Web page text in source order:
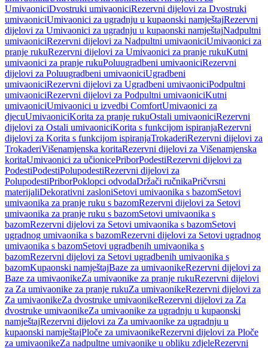
UmivaoniciDvostruki umivaoniciRezervni dijelovi za Dvostruki
umivaoniciUmivaonici za ugradnju u kupaonski namještajRezervni
dijelovi za Umivaonici za ugradnju u kupaonski namještajNadpultni
umivaoniciRezervni dijelovi za Nadpultni umivaoniciUmivaonici za
pranje rukuRezervni dijelovi za Umivaonici za pranje rukuKutni
umivaonici za pranje rukuPoluugradbeni umivaoniciRezervni
dijelovi za Poluugradbeni umivaoniciUgradbeni
umivaoniciRezervni dijelovi za Ugradbeni umivaoniciPodpultni
umivaoniciRezervni dijelovi za Podpultni umivaoniciKutni
umivaoniciUmivaonici u izvedbi ComfortUmivaonici za
djecuUmivaoniciKorita za pranje rukuOstali umivaoniciRezervni
dijelovi za Ostali umivaoniciKorita s funkcijom ispiranjaRezervni
dijelovi za Korita s funkcijom ispiranjaTrokaderiRezervni dijelovi za
TrokaderiVišenamjenska koritaRezervni dijelovi za Višenamjenska
koritaUmivaonici za učionicePriborPodestiRezervni dijelovi za
PodestiPodestiPolupodestiRezervni dijelovi za
PolupodestiPriborPoklopci odvodaDržači ručnikaPričvrsni
materijaliDekorativni zasloniSetovi umivaonika s bazomSetovi
umivaonika za pranje ruku s bazomRezervni dijelovi za Setovi
umivaonika za pranje ruku s bazomSetovi umivaonika s
bazomRezervni dijelovi za Setovi umivaonika s bazomSetovi
ugradnog umivaonika s bazomRezervni dijelovi za Setovi ugradnog
umivaonika s bazomSetovi ugradbenih umivaonika s
bazomRezervni dijelovi za Setovi ugradbenih umivaonika s
bazomKupaonski namještajBaze za umivaonikeRezervni dijelovi za
Baze za umivaonikeZa umivaonike za pranje rukuRezervni dijelovi
za Za umivaonike za pranje rukuZa umivaonikeRezervni dijelovi za
Za umivaonikeZa dvostruke umivaonikeRezervni dijelovi za Za
dvostruke umivaonikeZa umivaonike za ugradnju u kupaonski
namještajRezervni dijelovi za Za umivaonike za ugradnju u
kupaonski namještajPloče za umivaonikeRezervni dijelovi za Ploče
za umivaonikeZa nadpultne umivaonike u obliku zdjeleRezervni